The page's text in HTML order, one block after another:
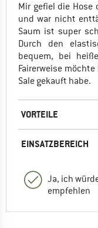
Mir gefiel die
und war nicht
Saum ist super
Durch den
bequem, bei
Fairerweise
Sale gekauft habe.
VORTEILE
EINSATZBEREICH
Ja, ich
empfehlen